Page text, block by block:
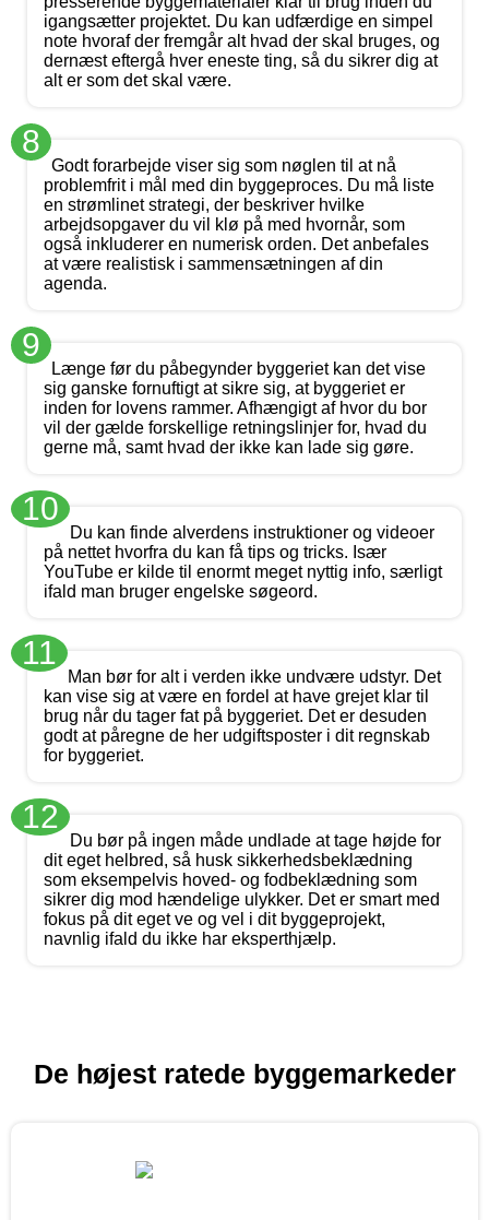
igangsætter projektet. Du kan udfærdige en simpel
note hvoraf der fremgår alt hvad der skal bruges, og
dernæst eftergå hver eneste ting, så du sikrer dig at
alt er som det skal være.
8
Godt forarbejde viser sig som nøglen til at nå
problemfrit i mål med din byggeproces. Du må liste
en strømlinet strategi, der beskriver hvilke
arbejdsopgaver du vil klø på med hvornår, som
også inkluderer en numerisk orden. Det anbefales
at være realistisk i sammensætningen af din
agenda.
9
Længe før du påbegynder byggeriet kan det vise
sig ganske fornuftigt at sikre sig, at byggeriet er
inden for lovens rammer. Afhængigt af hvor du bor
vil der gælde forskellige retningslinjer for, hvad du
gerne må, samt hvad der ikke kan lade sig gøre.
10
Du kan finde alverdens instruktioner og videoer
på nettet hvorfra du kan få tips og tricks. Især
YouTube er kilde til enormt meget nyttig info, særligt
ifald man bruger engelske søgeord.
11
Man bør for alt i verden ikke undvære udstyr. Det
kan vise sig at være en fordel at have grejet klar til
brug når du tager fat på byggeriet. Det er desuden
godt at påregne de her udgiftsposter i dit regnskab
for byggeriet.
12
Du bør på ingen måde undlade at tage højde for
dit eget helbred, så husk sikkerhedsbeklædning
som eksempelvis hoved- og fodbeklædning som
sikrer dig mod hændelige ulykker. Det er smart med
fokus på dit eget ve og vel i dit byggeprojekt,
navnlig ifald du ikke har eksperthjælp.
De højest ratede byggemarkeder